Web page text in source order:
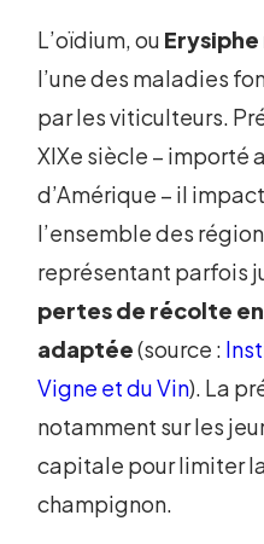
L’oïdium, ou
l’une des maladies
par les viticulteurs.
XIXe siècle –
d’Amérique – il
l’ensemble des
représentant parfois
pertes de récolte
adaptée(source :
Vigne et du Vin). La
notamment sur les
capitale pour limiter
champignon.